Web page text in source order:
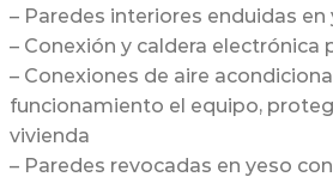
– Paredes interiores enduidas en
– Conexión y caldera
– Conexiones de aire
funcionamiento el equipo,
vivienda
– Paredes revocadas en yeso